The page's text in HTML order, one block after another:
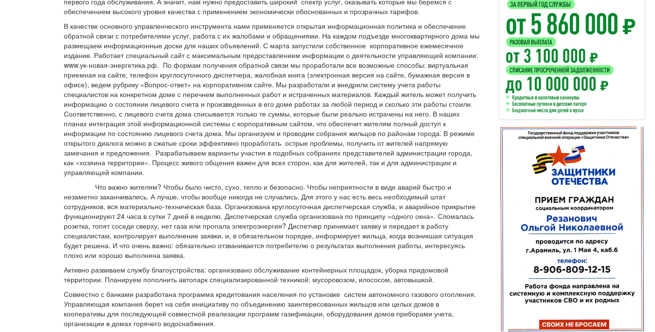
обеспечением высокого уровня качества с применением экономически обоснованных и прозрачных тарифов.
В качестве основного управленческого инструмента нами применяется открытая информационная политика и обеспечение
обратной связи с потребителями услуг, работа с их жалобами и обращениями. На каждом подъезде многоквартирного дома мы
размещаем информационные доски для наших объявлений. С марта запустили собственное корпоративное ежемесячное
издание. Работает специальный сайт с максимальным предоставлением информации о деятельности управляющей компании:
www.ук-новая-энергетика.рф. По формам получения обратной связи мы проработали все возможные способы: виртуальная
приемная на сайте, телефон круглосуточного диспетчера, жалобная книга (электронная версия на сайте, бумажная версия в
офисе), ведем рубрику «Вопрос-ответ» на корпоративном сайте. Мы разработали и внедрили систему учета работы
специалистов на конкретном доме с перечнем выполненных работ и истраченных материалов. Каждый житель может получить
информацию о состоянии лицевого счета и произведенных в его доме работах за любой период и сколько эти работы стоили.
Соответственно, с лицевого счета дома списывается только те суммы, которые были реально истрачены на него. В наших
планах интеграция этой информационной системы с корпоративным сайтом, что обеспечит жителям полный доступ к
информации по состоянию лицевого счета дома. Мы организуем и проводим собрания жильцов по районам города. В режиме
открытого диалога можно в сжатые сроки эффективно проработать острые проблемы, получить от жителей напрямую
замечания и предложения. Разрабатываем варианты участия в подобных собраниях представителей администрации города,
как «хозяина территории». Процесс живого общения важен для всех сторон, как для жителей, так и для администрации и
управляющей компании.
Что важно жителям? Чтобы было чисто, сухо, тепло и безопасно. Чтобы неприятности в виде аварий быстро и
незаметно заканчивались. А лучше, чтобы вообще никогда не случались. Для этого у нас есть весь необходимый штат
сотрудников, вся материально-техническая база. Организована круглосуточная диспетчерская служба, и аварийное прикрытие
функционируют 24 часа в сутки 7 дней в неделю. Диспетчерская служба организована по принципу «одного окна». Сломалась
розетка, топят соседи сверху, нет газа или пропала электроэнергия? Диспетчер принимает заявку и передает в работу
специалистам, контролирует выполнение заявки, и, в обязательном порядке, информирует жильца, когда возникшая ситуация
будет решена. И что очень важно: обязательно отзванивается потребителю о результатах выполнения работы, интересуясь
плохо или хорошо выполнена заявка.
Активно развиваем службу благоустройства: организовано обслуживание контейнерных площадок, уборка придомовой
территории. Планируем пополнить автопарк специализированной техникой: мусоровозом, илососом, автовышкой.
Совместно с банками разработана программа кредитования населения по установке систем автономного газового отопления.
Управляющая компания берет на себя инициативу по объединению заинтересованных жильцов или целых домов в
кооперативы для последующей совместной реализации программ газификации, оборудования домов приборами учета,
организации в домах горячего водоснабжения.